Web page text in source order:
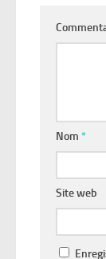
Nom *
Site web